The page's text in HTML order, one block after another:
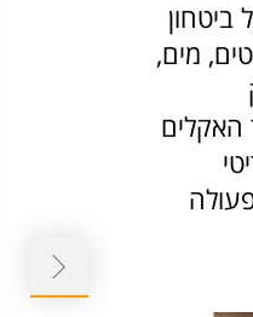
ביטחון
מים,
האקלים